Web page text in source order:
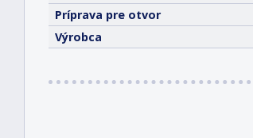
Príprava pre otvor
Výrobca